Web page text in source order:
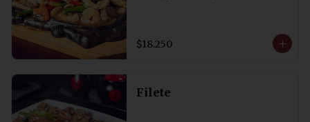
$18.250
Filete